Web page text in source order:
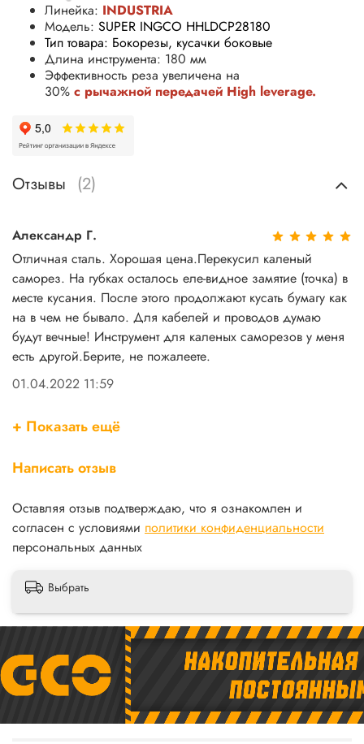
Линейка: INDUSTRIA
Модель: SUPER INGCO HHLDCP28180
Тип товара: Бокорезы, кусачки боковые
Длина инструмента: 180 мм
Эффективность реза увеличена на
30% с рычажной передачей High leverage.
Отзывы (2)
Александр Г.
Отличная сталь. Хорошая цена.Перекусил каленый
саморез. На губках осталось еле-видное замятие (точка) в
месте кусания. После этого продолжают кусать бумагу как
на в чем не бывало. Для кабелей и проводов думаю
будут вечные! Инструмент для каленых саморезов у меня
есть другой.Берите, не пожалеете.
01.04.2022 11:59
+ Показать ещё
Написать отзыв
Оставляя отзыв подтверждаю, что я ознакомлен и
согласен с условиями политики конфиденциальности
персональных данных
Выбрать